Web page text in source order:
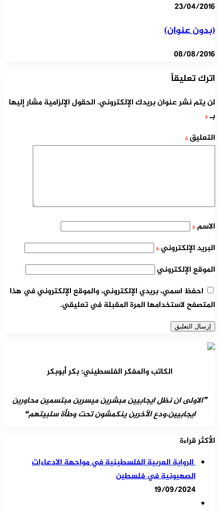
23/04/2016
(بدون عنوان)
08/08/2016
اترك تعليقاً
لن يتم نشر عنوان بريدك الإلكتروني. الحقول الإلزامية مشار إليها
بـ*
التعليق *
الاسم *
البريد الإلكتروني *
الموقع الإلكتروني
احفظ اسمي، بريدي الإلكتروني، والموقع الإلكتروني في هذا
المتصفح لاستخدامها المرة المقبلة في تعليقي.
الكاتب والمفكر الفلسطيني: بكر أبوبكر
❞الاولى ان نظل ايجابيين مبشرين ميسرين مبتسمين محاورين
ايجابيين،ودع الآخرين ينكمشون تحت وطأة سلبيتهم❝
الأكثر قراءة
الرواية العربية الفلسطينية في مواجهة الادعاءات
الصهيونية في فلسطين
19/09/2024